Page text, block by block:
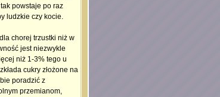
powstaje po raz
ludzkie czy kocie.
chorej trzustki niż w
jest niezwykle
niż 1-3% tego u
cukry złożone na
poradzić z
przemianom,